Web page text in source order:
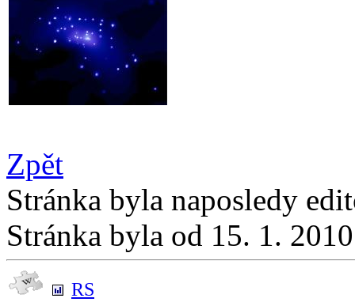
Zpět
Stránka byla naposledy
Stránka byla od 15. 1.
RS